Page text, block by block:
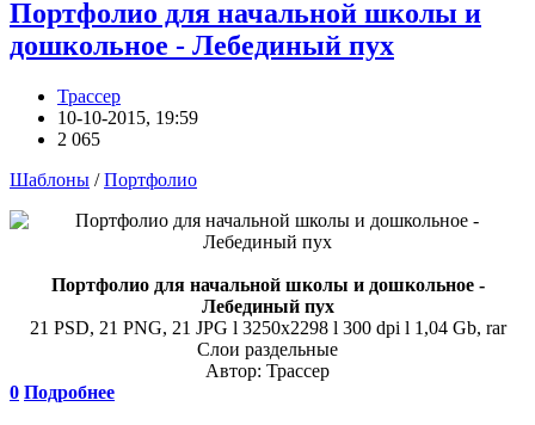
Портфолио для начальной школы и
дошкольное - Лебединый пух
Трассер
10-10-2015, 19:59
2 065
Шаблоны /Портфолио
Портфолио для начальной школы и дошкольное -
Лебединый пух
21 PSD, 21 PNG, 21 JPG l 3250x2298 l 300 dpi l 1,04 Gb, rar
Слои раздельные
Автор: Трассер
0 Подробнее